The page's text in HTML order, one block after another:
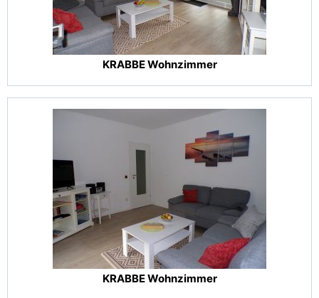
KRABBE Wohnzimmer
KRABBE Wohnzimmer